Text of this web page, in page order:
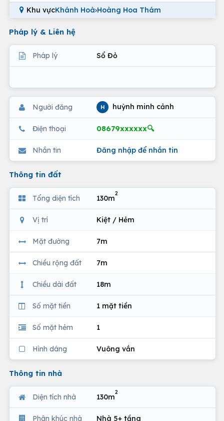
Khu vựcKhánh Hoà›Hoàng Hoa Thám
Pháp lý & Liên hệ
Pháp lý Sổ Đỏ
Người đăng H huỳnh minh cảnh
Điện thoại 08679xxxxxx🔍
Nhắn tin Đăng nhập để nhắn tin
Thông tin đất
Tổng diện tích 130m
2
Vị trí Kiệt / Hẻm
Mặt đường 7m
Chiều rộng đất 7m
Chiều dài đất 18m
Số mặt tiền 1 mặt tiền
Số mặt hẻm 1
Hình dáng Vuông vắn
Thông tin nhà
Diện tích nhà 130m
2
Phân khúc nhà Nhà 5+ tầng